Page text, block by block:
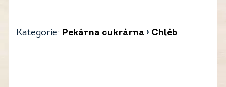
Kategorie: Pekárna cukrárna › Chléb